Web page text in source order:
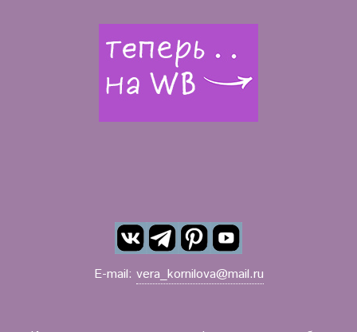
E-mail: vera_kornilova@mail.ru